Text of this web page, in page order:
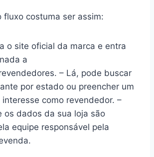
fluxo costuma ser assim:
o site oficial da marca e entra
a
– Lá, pode buscar
por estado ou preencher um
como revendedor. –
os dados da sua loja são
equipe responsável pela